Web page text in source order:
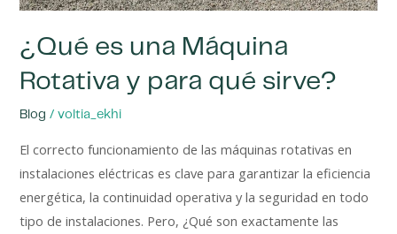
¿Qué es una Máquina
Rotativa y para qué sirve?
Blog /voltia_ekhi
El correcto funcionamiento de las máquinas rotativas en
instalaciones eléctricas es clave para garantizar la eficiencia
energética, la continuidad operativa y la seguridad en todo
tipo de instalaciones. Pero, ¿Qué son exactamente las
sirve?